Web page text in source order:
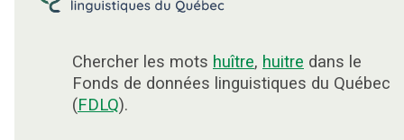
Chercher les mots huître, huitre dans le
Fonds de données linguistiques du Québec
(FDLQ).